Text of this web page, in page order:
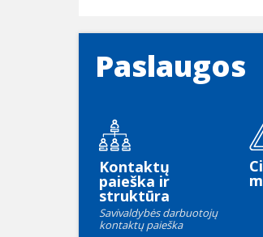
Paslaugos
Kontaktų
paieška ir
struktūra
Savivaldybės darbuotojų
kontaktų paieška